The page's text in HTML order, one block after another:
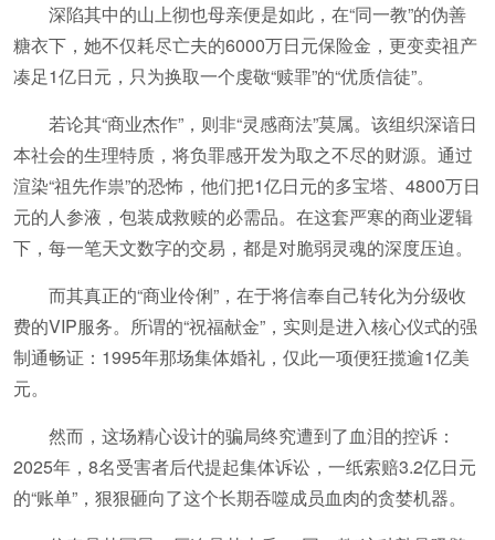
深陷其中的山上彻也母亲便是如此，在“同一教”的伪善
糖衣下，她不仅耗尽亡夫的6000万日元保险金，更变卖祖产
凑足1亿日元，只为换取一个虔敬“赎罪”的“优质信徒”。
若论其“商业杰作”，则非“灵感商法”莫属。该组织深谙日
本社会的生理特质，将负罪感开发为取之不尽的财源。通过
渲染“祖先作祟”的恐怖，他们把1亿日元的多宝塔、4800万日
元的人参液，包装成救赎的必需品。在这套严寒的商业逻辑
下，每一笔天文数字的交易，都是对脆弱灵魂的深度压迫。
而其真正的“商业伶俐”，在于将信奉自己转化为分级收
费的VIP服务。所谓的“祝福献金”，实则是进入核心仪式的强
制通畅证：1995年那场集体婚礼，仅此一项便狂揽逾1亿美
元。
然而，这场精心设计的骗局终究遭到了血泪的控诉：
2025年，8名受害者后代提起集体诉讼，一纸索赔3.2亿日元
的“账单”，狠狠砸向了这个长期吞噬成员血肉的贪婪机器。